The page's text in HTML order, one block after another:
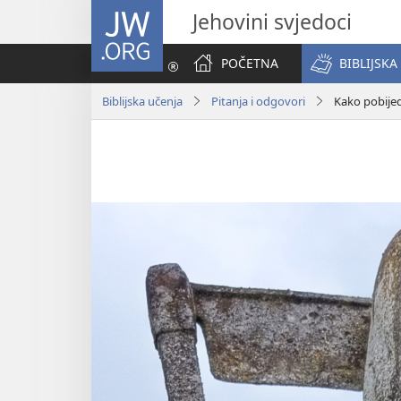
JW.ORG Jehovini svjedoci
POČETNA
BIBLIJSKA
Biblijska učenja Pitanja i odgovori Kako